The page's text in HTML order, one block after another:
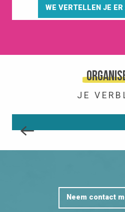
WE VERTELLEN JE
JE
Neem contact